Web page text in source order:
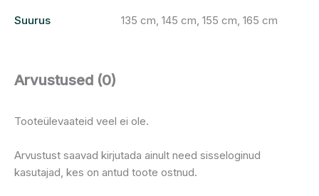
Suurus 135 cm, 145 cm, 155 cm, 165 cm
Arvustused (0)
Tooteülevaateid veel ei ole.
Arvustust saavad kirjutada ainult need sisseloginud
kasutajad, kes on antud toote ostnud.